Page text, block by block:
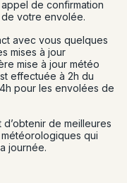
de confirmation
de votre envolée.
avec vous quelques
mises à jour
mise à jour météo
effectuée à 2h du
pour les envolées de
de meilleures
qui
journée.